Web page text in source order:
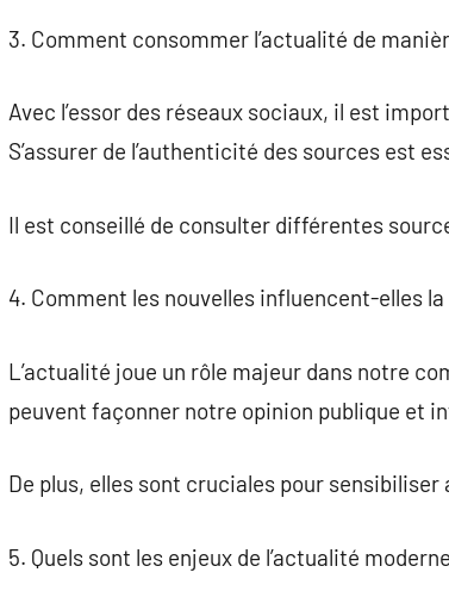
3. Comment consommer l’actualité de
Avec l’essor des réseaux sociaux, il est
S’assurer de l’authenticité des sources est
Il est conseillé de consulter différentes
4. Comment les nouvelles influencent-elles
L’actualité joue un rôle majeur dans notre
peuvent façonner notre opinion publique et
De plus, elles sont cruciales pour
5. Quels sont les enjeux de l’actualité